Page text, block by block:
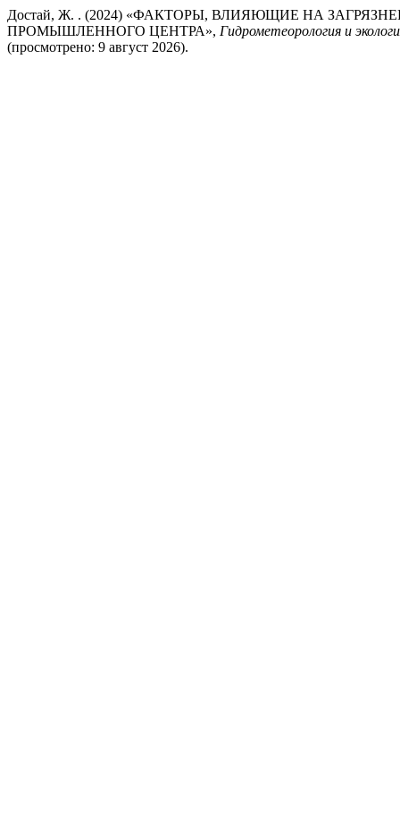
Достай, Ж. . (2024) «ФАКТОРЫ, ВЛИЯЮЩИЕ НА
ПРОМЫШЛЕННОГО ЦЕНТРА», Гидрометеорология и
(просмотрено: 9 август 2026).